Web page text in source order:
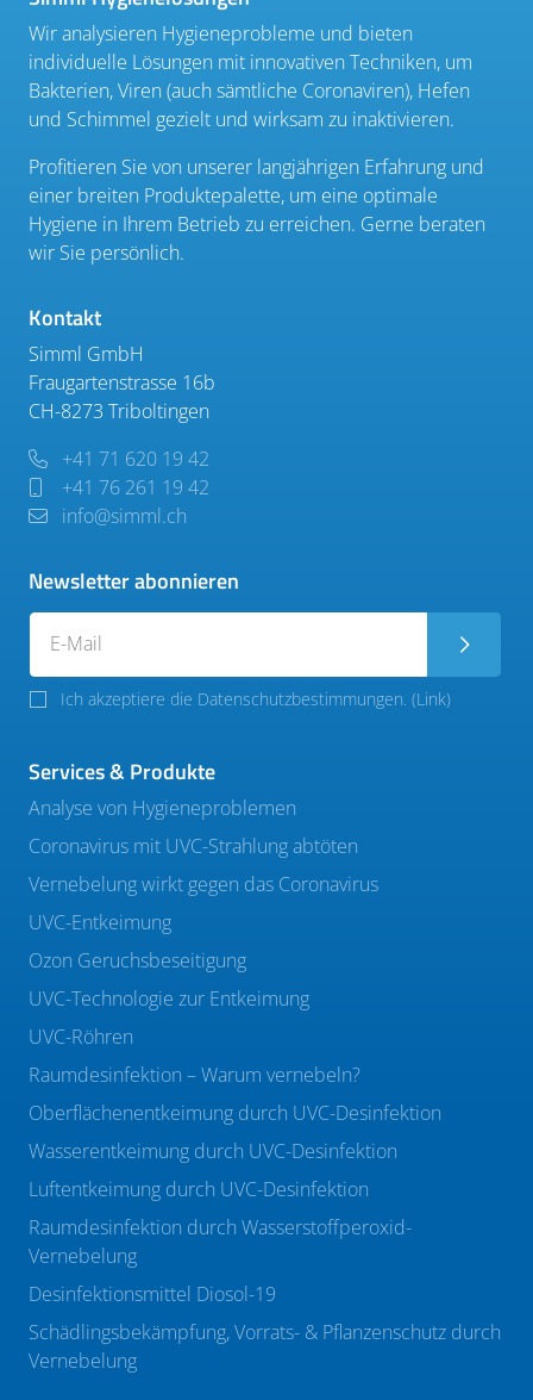
Wir analysieren Hygieneprobleme und bieten
individuelle Lösungen mit innovativen Techniken, um
Bakterien, Viren (auch sämtliche Coronaviren), Hefen
und Schimmel gezielt und wirksam zu inaktivieren.
Profitieren Sie von unserer langjährigen Erfahrung und
einer breiten Produktepalette, um eine optimale
Hygiene in Ihrem Betrieb zu erreichen. Gerne beraten
wir Sie persönlich.
Kontakt
Simml GmbH
Fraugartenstrasse 16b
CH-8273 Triboltingen
+41 71 620 19 42
+41 76 261 19 42
info@simml.ch
Newsletter abonnieren
Ich akzeptiere die Datenschutzbestimmungen. (Link)
Services & Produkte
Analyse von Hygieneproblemen
Coronavirus mit UVC-Strahlung abtöten
Vernebelung wirkt gegen das Coronavirus
UVC-Entkeimung
Ozon Geruchsbeseitigung
UVC-Technologie zur Entkeimung
UVC-Röhren
Raumdesinfektion – Warum vernebeln?
Oberflächenentkeimung durch UVC-Desinfektion
Wasserentkeimung durch UVC-Desinfektion
Luftentkeimung durch UVC-Desinfektion
Raumdesinfektion durch Wasserstoffperoxid-
Vernebelung
Desinfektionsmittel Diosol-19
Schädlingsbekämpfung, Vorrats- & Pflanzenschutz durch
Vernebelung